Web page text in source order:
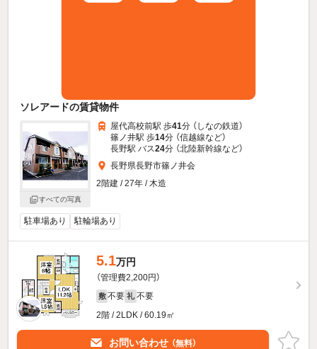
ソレアードの賃貸物件
すべての写真
屋代高校前駅 歩41分 （しなの鉄道）
篠ノ井駅 歩14分 （信越線など）
長野駅 バス24分 （北陸新幹線など）
長野県長野市篠ノ井会
2階建 / 27年 / 木造
駐車場あり 駐輪場あり
5.1万円
（管理費2,200円）
敷 不要 礼 不要
2階 / 2LDK / 60.19㎡
お問い合わせ （無料）